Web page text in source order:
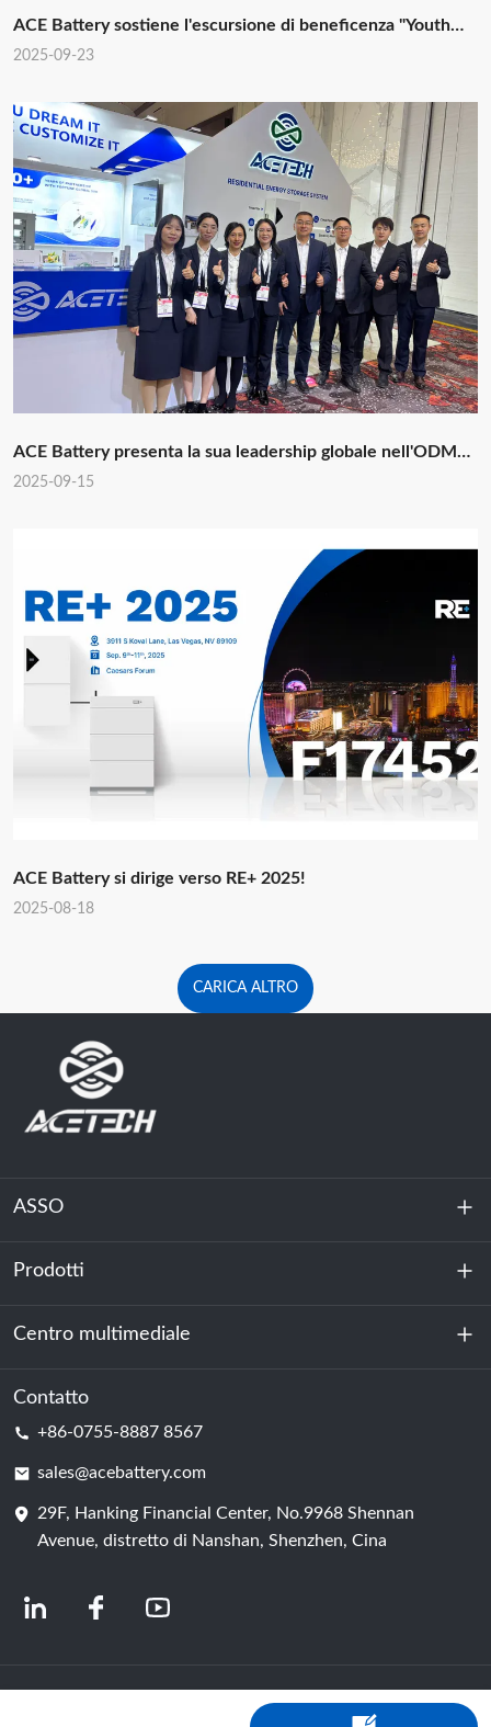
ACE Battery sostiene l'escursione di beneficenza "Youth
Benefit and Ignite the National Games"
2025-09-23
ACE Battery presenta la sua leadership globale nell'ODM
per l'accumulo di energia a RE+ 2025
2025-09-15
ACE Battery si dirige verso RE+ 2025!
2025-08-18
CARICA ALTRO
ASSO
Chi siamo
Sostenibilità
Prodotti
Accumulo di energia
Centro dati e sala server
Cella della batteria
Centro multimediale
Notizia
Contatto
+86-0755-8887 8567
sales@acebattery.com
29F, Hanking Financial Center, No.9968 Shennan
Avenue, distretto di Nanshan, Shenzhen, Cina
© 2024 Produttori cinesi di batterie agli ioni di litio | Fabbrica e azienda di
batterie al litio | ACE Battery Powered by Shopastro
politica sulla riservatezza